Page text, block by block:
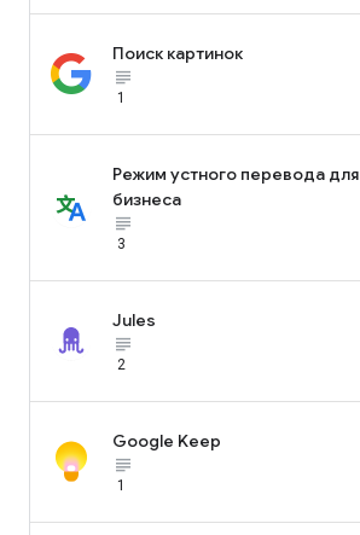
Поиск картинок
subject_black
1
Режим устного перевода для
бизнеса
subject_black
3
Jules
subject_black
2
Google Keep
subject_black
1